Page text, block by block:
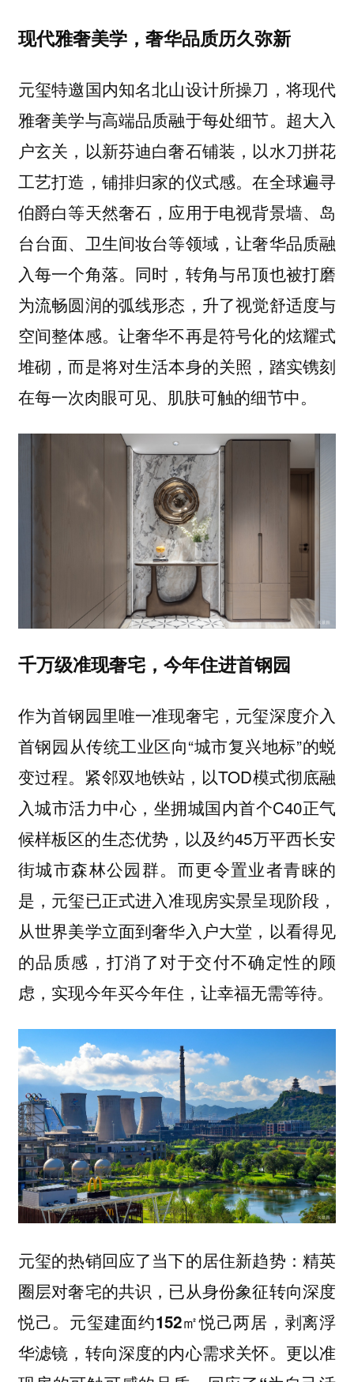
现代雅奢美学，奢华品质历久弥新
元玺特邀国内知名北山设计所操刀，将现代
雅奢美学与高端品质融于每处细节。超大入
户玄关，以新芬迪白奢石铺装，以水刀拼花
工艺打造，铺排归家的仪式感。在全球遍寻
伯爵白等天然奢石，应用于电视背景墙、岛
台台面、卫生间妆台等领域，让奢华品质融
入每一个角落。同时，转角与吊顶也被打磨
为流畅圆润的弧线形态，升了视觉舒适度与
空间整体感。让奢华不再是符号化的炫耀式
堆砌，而是将对生活本身的关照，踏实镌刻
在每一次肉眼可见、肌肤可触的细节中。
千万级准现奢宅，今年住进首钢园
作为首钢园里唯一准现奢宅，元玺深度介入
首钢园从传统工业区向“城市复兴地标”的蜕
变过程。紧邻双地铁站，以TOD模式彻底融
入城市活力中心，坐拥城国内首个C40正气
候样板区的生态优势，以及约45万平西长安
街城市森林公园群。而更令置业者青睐的
是，元玺已正式进入准现房实景呈现阶段，
从世界美学立面到奢华入户大堂，以看得见
的品质感，打消了对于交付不确定性的顾
虑，实现今年买今年住，让幸福无需等待。
元玺的热销回应了当下的居住新趋势：精英
圈层对奢宅的共识，已从身份象征转向深度
悦己。元玺建面约152㎡悦己两居，剥离浮
华滤镜，转向深度的内心需求关怀。更以准